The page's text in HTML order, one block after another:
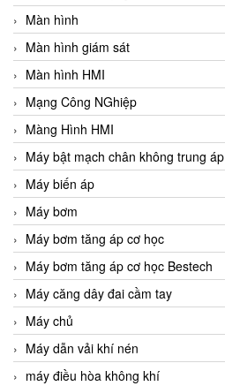
Màn hình
Màn hình giám sát
Màn hình HMI
Mạng Công NGhiệp
Màng Hình HMI
Máy bật mạch chân không trung áp
Máy biến áp
Máy bơm
Máy bơm tăng áp cơ học
Máy bơm tăng áp cơ học Bestech
Máy căng dây đai cầm tay
Máy chủ
Máy dẫn vải khí nén
máy điều hòa không khí